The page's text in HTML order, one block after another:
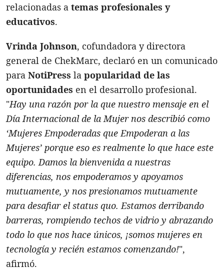
relacionadas a temas profesionales y
educativos.
Vrinda Johnson, cofundadora y directora
general de ChekMarc, declaró en un comunicado
para NotiPress la popularidad de las
oportunidades en el desarrollo profesional.
"Hay una razón por la que nuestro mensaje en el
Día Internacional de la Mujer nos describió como
‘Mujeres Empoderadas que Empoderan a las
Mujeres’ porque eso es realmente lo que hace este
equipo. Damos la bienvenida a nuestras
diferencias, nos empoderamos y apoyamos
mutuamente, y nos presionamos mutuamente
para desafiar el status quo. Estamos derribando
barreras, rompiendo techos de vidrio y abrazando
todo lo que nos hace únicos, ¡somos mujeres en
tecnología y recién estamos comenzando!",
afirmó.